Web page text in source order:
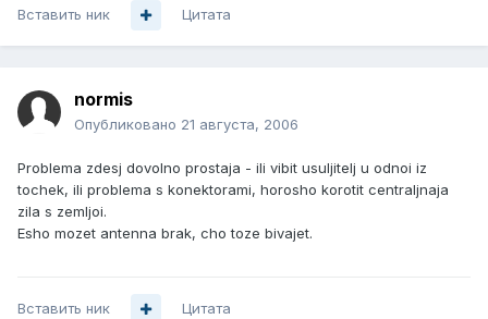
Вставить ник Цитата
normis
Опубликовано 21 августа, 2006
Problema zdesj dovolno prostaja - ili vibit usuljitelj u odnoi iz
tochek, ili problema s konektorami, horosho korotit centraljnaja
zila s zemljoi.
Esho mozet antenna brak, cho toze bivajet.
Вставить ник Цитата